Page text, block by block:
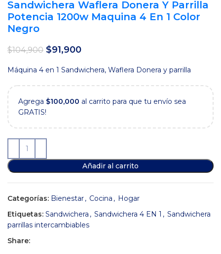
Sandwichera Waflera Donera Y Parrilla
Potencia 1200w Maquina 4 En 1 Color
Negro
$104,900 El
original
$91,900El
actual
Máquina 4 en 1 Sandwichera, Waflera Donera y parrilla
Agrega $100,000 al carrito para que tu envío sea
GRATIS!
Añadir al carrito
Categorías: Bienestar, Cocina , Hogar
Etiquetas: Sandwichera , Sandwichera 4 EN 1 , Sandwichera
parrillas intercambiables
Share: